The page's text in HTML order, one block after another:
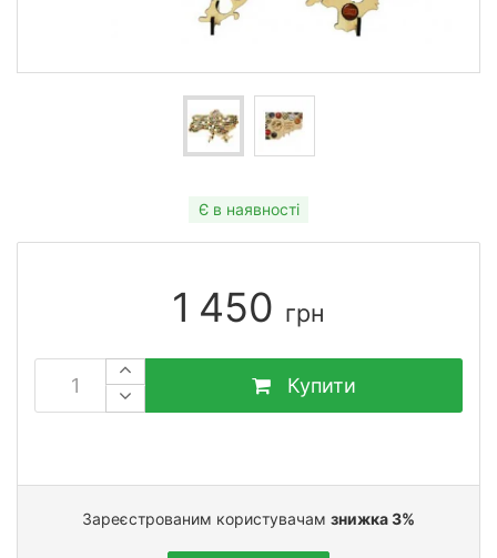
Є в наявності
1 450 грн
Купити
Зареєстрованим користувачам знижка 3%